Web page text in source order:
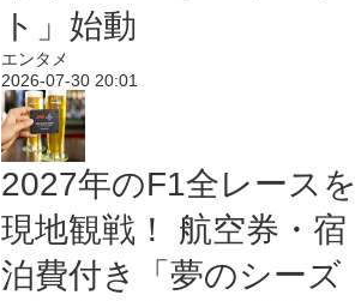
ト」始動
エンタメ
2026-07-30 20:01
2027年のF1全レースを
現地観戦！ 航空券・宿
泊費付き「夢のシーズ